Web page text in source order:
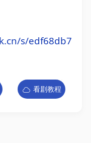
s/edf68db7
看剧教程